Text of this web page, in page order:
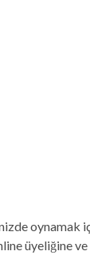
oynamak
üyeliğine